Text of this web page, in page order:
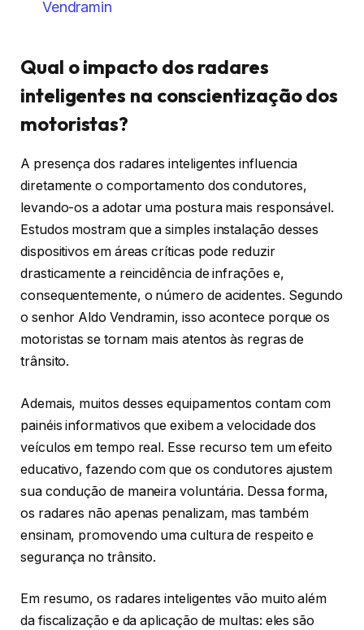
Vendramin
Qual o impacto dos radares
inteligentes na conscientização dos
motoristas?
A presença dos radares inteligentes influencia
diretamente o comportamento dos condutores,
levando-os a adotar uma postura mais responsável.
Estudos mostram que a simples instalação desses
dispositivos em áreas críticas pode reduzir
drasticamente a reincidência de infrações e,
consequentemente, o número de acidentes. Segundo
o senhor Aldo Vendramin, isso acontece porque os
motoristas se tornam mais atentos às regras de
trânsito.
Ademais, muitos desses equipamentos contam com
painéis informativos que exibem a velocidade dos
veículos em tempo real. Esse recurso tem um efeito
educativo, fazendo com que os condutores ajustem
sua condução de maneira voluntária. Dessa forma,
os radares não apenas penalizam, mas também
ensinam, promovendo uma cultura de respeito e
segurança no trânsito.
Em resumo, os radares inteligentes vão muito além
da fiscalização e da aplicação de multas: eles são